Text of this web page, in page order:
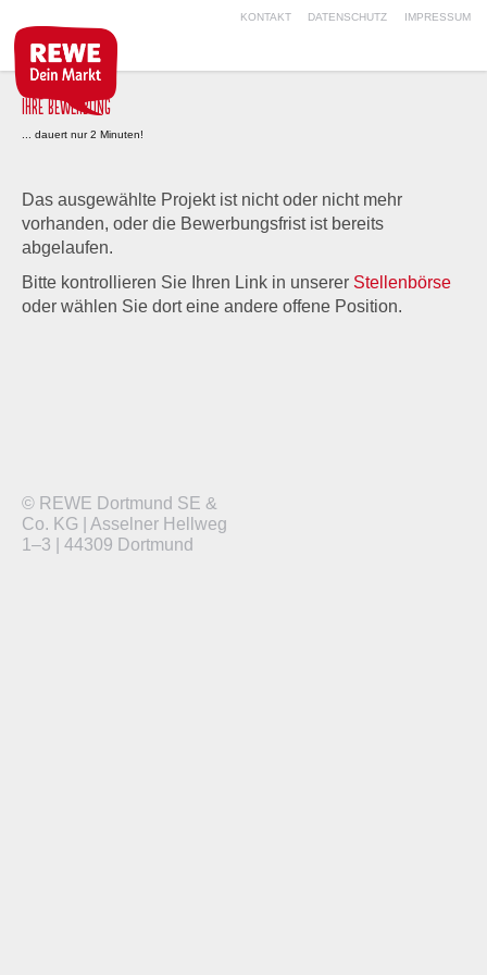
KONTAKT DATENSCHUTZ IMPRESSUM
IHRE BEWERBUNG
... dauert nur 2 Minuten!
Das ausgewählte Projekt ist nicht oder nicht mehr
vorhanden, oder die Bewerbungsfrist ist bereits
abgelaufen.
Bitte kontrollieren Sie Ihren Link in unserer Stellenbörse
oder wählen Sie dort eine andere offene Position.
© REWE Dortmund SE &
Co. KG | Asselner Hellweg
1–3 | 44309 Dortmund